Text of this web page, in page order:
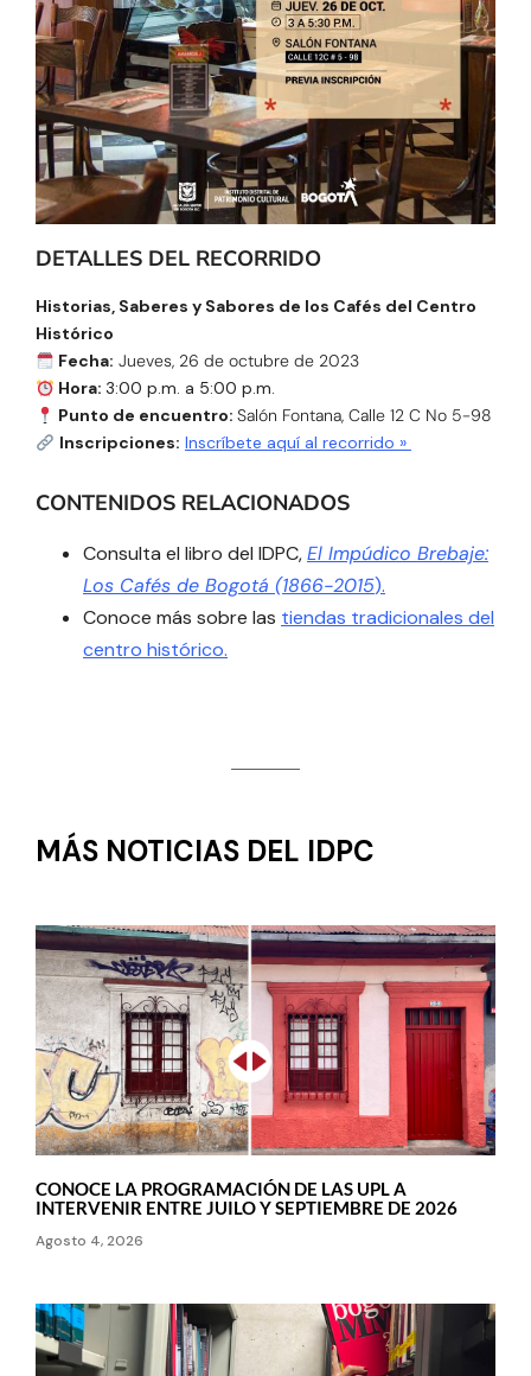
DETALLES DEL RECORRIDO
Historias, Saberes y Sabores de los Cafés del Centro
Histórico
Fecha: Jueves, 26 de octubre de 2023
Hora: 3:00 p.m. a 5:00 p.m.
Punto de encuentro: Salón Fontana, Calle 12 C No 5-98
Inscripciones: Inscríbete aquí al recorrido »
CONTENIDOS RELACIONADOS
Consulta el libro del IDPC,El Impúdico Brebaje:
Los Cafés de Bogotá (1866-2015).
Conoce más sobre las tiendas tradicionales del
centro histórico.
MÁS NOTICIAS DEL IDPC
CONOCE LA PROGRAMACIÓN DE LAS UPL A
INTERVENIR ENTRE JUILO Y SEPTIEMBRE DE 2026
Agosto 4, 2026